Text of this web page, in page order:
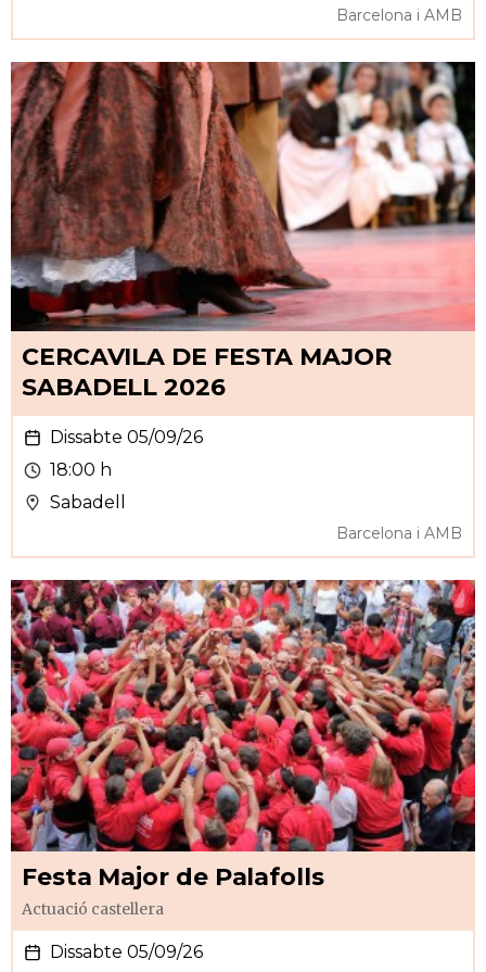
Barcelona i AMB
CERCAVILA DE FESTA MAJOR
SABADELL 2026
Dissabte 05/09/26
18:00 h
Sabadell
Barcelona i AMB
Festa Major de Palafolls
Actuació castellera
Dissabte 05/09/26